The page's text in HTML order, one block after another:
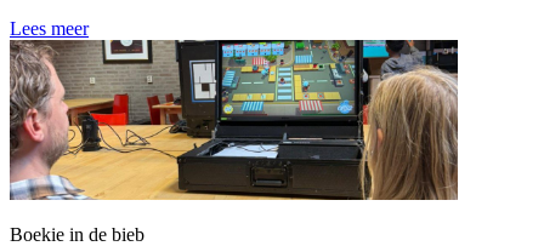
Lees meer
Boekie in de bieb